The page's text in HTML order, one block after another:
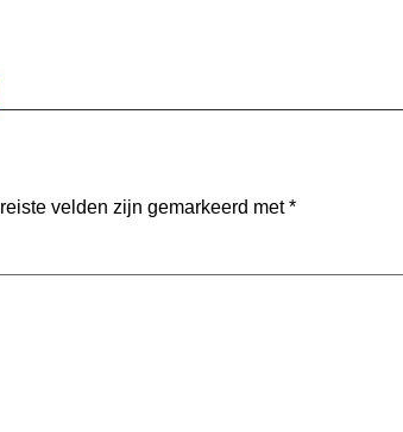
velden zijn gemarkeerd met*